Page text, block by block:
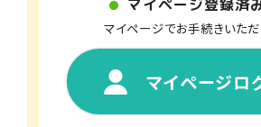
マイページ登録済
マイページでお手続きいただ
マイページロ